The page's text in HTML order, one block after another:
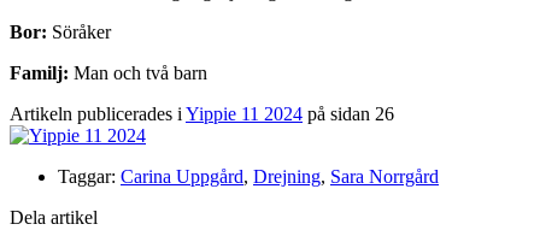
Bor: Söråker
Familj: Man och två barn
Artikeln publicerades i Yippie 11 2024 på sidan 26
Taggar: Carina Uppgård, Drejning, Sara Norrgård
Dela artikel